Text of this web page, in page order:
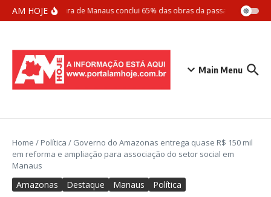
Ir para o conteúdo
AM HOJEPrefeitura de Manaus conclui 65% das obras da passarela Santos
Main Menu
Home / Política / Governo do Amazonas entrega quase R$ 150 mil
em reforma e ampliação para associação do setor social em
Manaus
Amazonas Destaque Manaus Política